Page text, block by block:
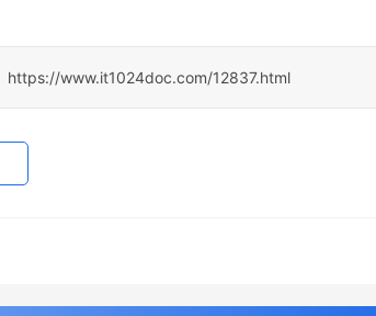
https://www.it1024doc.com/12837.html